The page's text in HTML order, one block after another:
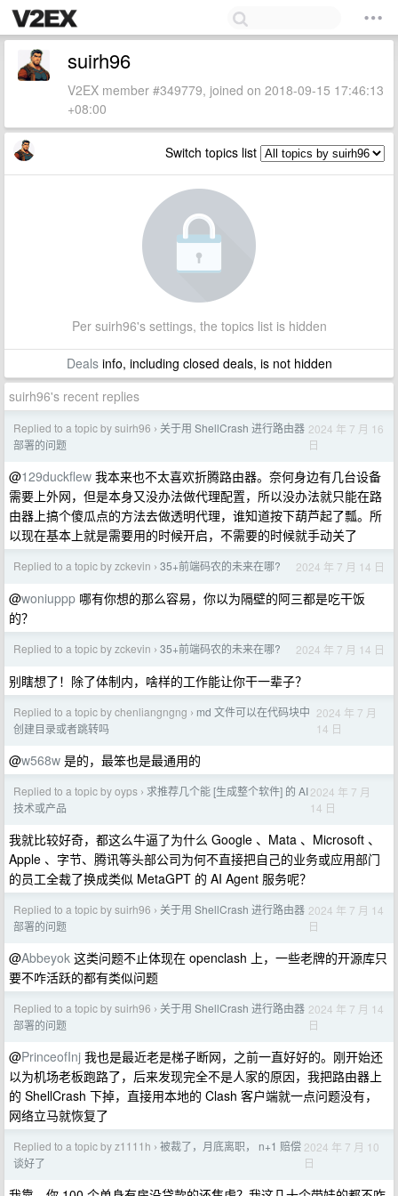
suirh96
V2EX member #349779, joined on 2018-09-15 17:46:13
+08:00
Switch topics list
Per suirh96's settings, the topics list is hidden
Dealsinfo, including closed deals, is not hidden
suirh96's recent replies
Replied to a topic by suirh96 › 关于用 ShellCrash 进行路由器
部署的问题
2024 年 7 月 16
日
@129duckflew 我本来也不太喜欢折腾路由器。奈何身边有几台设备
需要上外网，但是本身又没办法做代理配置，所以没办法就只能在路
由器上搞个傻瓜点的方法去做透明代理，谁知道按下葫芦起了瓢。所
以现在基本上就是需要用的时候开启，不需要的时候就手动关了
Replied to a topic by zckevin › 35+前端码农的未来在哪? 2024 年 7 月 14 日
@woniuppp 哪有你想的那么容易，你以为隔壁的阿三都是吃干饭
的？
Replied to a topic by zckevin › 35+前端码农的未来在哪? 2024 年 7 月 14 日
别瞎想了！除了体制内，啥样的工作能让你干一辈子？
Replied to a topic by chenliangngng › md 文件可以在代码块中
创建目录或者跳转吗
2024 年 7 月
14 日
@w568w 是的，最笨也是最通用的
Replied to a topic by oyps › 求推荐几个能 [生成整个软件] 的 AI
技术或产品
2024 年 7 月
14 日
我就比较好奇，都这么牛逼了为什么 Google 、Mata 、Microsoft 、
Apple 、字节、腾讯等头部公司为何不直接把自己的业务或应用部门
的员工全裁了换成类似 MetaGPT 的 AI Agent 服务呢？
Replied to a topic by suirh96 › 关于用 ShellCrash 进行路由器
部署的问题
2024 年 7 月 14
日
@Abbeyok 这类问题不止体现在 openclash 上，一些老牌的开源库只
要不咋活跃的都有类似问题
Replied to a topic by suirh96 › 关于用 ShellCrash 进行路由器
部署的问题
2024 年 7 月 14
日
@PrinceofInj 我也是最近老是梯子断网，之前一直好好的。刚开始还
以为机场老板跑路了，后来发现完全不是人家的原因，我把路由器上
的 ShellCrash 下掉，直接用本地的 Clash 客户端就一点问题没有，
网络立马就恢复了
Replied to a topic by z1111h › 被裁了，月底离职， n+1 赔偿
谈好了
2024 年 7 月 10
日